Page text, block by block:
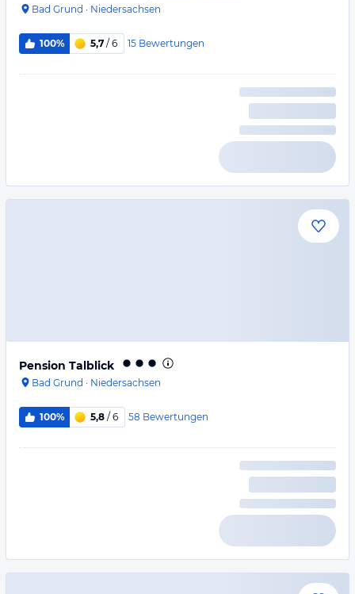
Bad Grund · Niedersachsen
100% 5,7 / 6 15 Bewertungen
Pension Talblick
Bad Grund · Niedersachsen
100% 5,8 / 6 58 Bewertungen